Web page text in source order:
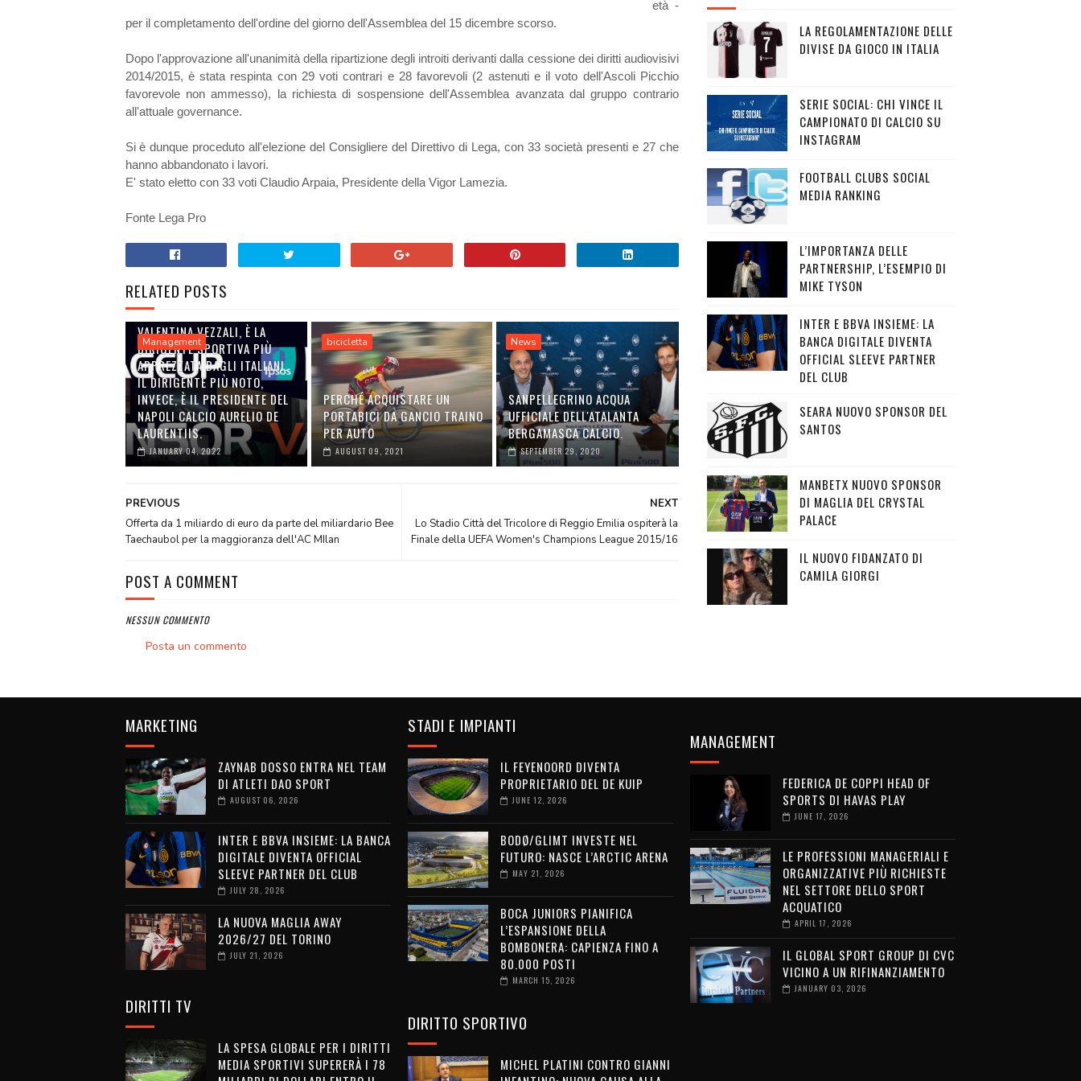
età -
per il completamento dell'ordine del giorno dell'Assemblea del 15 dicembre scorso.
Dopo l'approvazione all'unanimità della ripartizione degli introiti derivanti dalla cessione dei diritti audiovisivi
2014/2015, è stata respinta con 29 voti contrari e 28 favorevoli (2 astenuti e il voto dell'Ascoli Picchio
favorevole non ammesso), la richiesta di sospensione dell'Assemblea avanzata dal gruppo contrario
all'attuale governance.
Si è dunque proceduto all'elezione del Consigliere del Direttivo di Lega, con 33 società presenti e 27 che
hanno abbandonato i lavori.
E' stato eletto con 33 voti Claudio Arpaia, Presidente della Vigor Lamezia.
Fonte Lega Pro
RELATED POSTS
Management
VALENTINA VEZZALI, È LA
DIRIGENTE SPORTIVA PIÙ
APPREZZATA DAGLI ITALIANI.
IL DIRIGENTE PIÙ NOTO,
INVECE, È IL PRESIDENTE DEL
NAPOLI CALCIO AURELIO DE
LAURENTIIS.
JANUARY 04, 2022
bicicletta
PERCHÉ ACQUISTARE UN
PORTABICI DA GANCIO TRAINO
PER AUTO
AUGUST 09, 2021
News
SANPELLEGRINO ACQUA
UFFICIALE DELL'ATALANTA
BERGAMASCA CALCIO.
SEPTEMBER 29, 2020
NEXT
Lo Stadio Città del Tricolore di Reggio Emilia ospiterà la
Finale della UEFA Women's Champions League 2015/16
PREVIOUS
Offerta da 1 miliardo di euro da parte del miliardario Bee
Taechaubol per la maggioranza dell'AC MIlan
POST A COMMENT
NESSUN COMMENTO
Posta un commento
LA REGOLAMENTAZIONE DELLE
DIVISE DA GIOCO IN ITALIA
SERIE SOCIAL: CHI VINCE IL
CAMPIONATO DI CALCIO SU
INSTAGRAM
FOOTBALL CLUBS SOCIAL
MEDIA RANKING
L’IMPORTANZA DELLE
PARTNERSHIP, L’ESEMPIO DI
MIKE TYSON
INTER E BBVA INSIEME: LA
BANCA DIGITALE DIVENTA
OFFICIAL SLEEVE PARTNER
DEL CLUB
SEARA NUOVO SPONSOR DEL
SANTOS
MANBETX NUOVO SPONSOR
DI MAGLIA DEL CRYSTAL
PALACE
IL NUOVO FIDANZATO DI
CAMILA GIORGI
MARKETING
ZAYNAB DOSSO ENTRA NEL TEAM
DI ATLETI DAO SPORT
AUGUST 06, 2026
INTER E BBVA INSIEME: LA BANCA
DIGITALE DIVENTA OFFICIAL
SLEEVE PARTNER DEL CLUB
JULY 28, 2026
LA NUOVA MAGLIA AWAY
2026/27 DEL TORINO
JULY 21, 2026
DIRITTI TV
LA SPESA GLOBALE PER I DIRITTI
MEDIA SPORTIVI SUPERERÀ I 78
STADI E IMPIANTI
IL FEYENOORD DIVENTA
PROPRIETARIO DEL DE KUIP
JUNE 12, 2026
BODØ/GLIMT INVESTE NEL
FUTURO: NASCE L’ARCTIC ARENA
MAY 21, 2026
BOCA JUNIORS PIANIFICA
L’ESPANSIONE DELLA
BOMBONERA: CAPIENZA FINO A
80.000 POSTI
MARCH 15, 2026
DIRITTO SPORTIVO
MICHEL PLATINI CONTRO GIANNI
MANAGEMENT
FEDERICA DE COPPI HEAD OF
SPORTS DI HAVAS PLAY
JUNE 17, 2026
LE PROFESSIONI MANAGERIALI E
ORGANIZZATIVE PIÙ RICHIESTE
NEL SETTORE DELLO SPORT
ACQUATICO
APRIL 17, 2026
IL GLOBAL SPORT GROUP DI CVC
VICINO A UN RIFINANZIAMENTO
JANUARY 03, 2026